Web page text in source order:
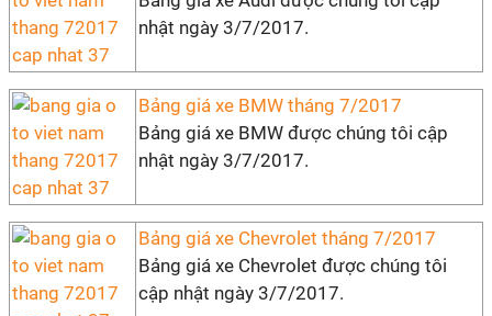
nhật ngày 3/7/2017.
Bảng giá xe BMW tháng 7/2017
Bảng giá xe BMW được chúng tôi cập
nhật ngày 3/7/2017.
Bảng giá xe Chevrolet tháng 7/2017
Bảng giá xe Chevrolet được chúng tôi
cập nhật ngày 3/7/2017.